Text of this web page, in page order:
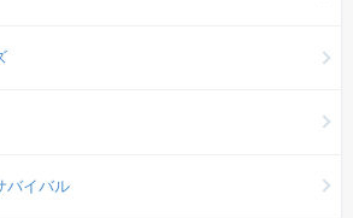
バイバル